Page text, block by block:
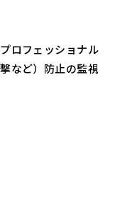
ロフェッショナル
など）防止の監視